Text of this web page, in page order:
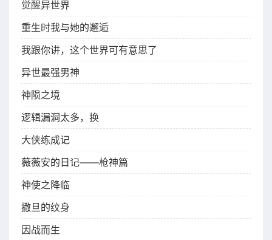
觉醒异世界
重生时我与她的邂逅
我跟你讲，这个世界可有意思了
异世最强男神
神陨之境
逻辑漏洞太多，换
大侠练成记
薇薇安的日记——枪神篇
神使之降临
撒旦的纹身
因战而生